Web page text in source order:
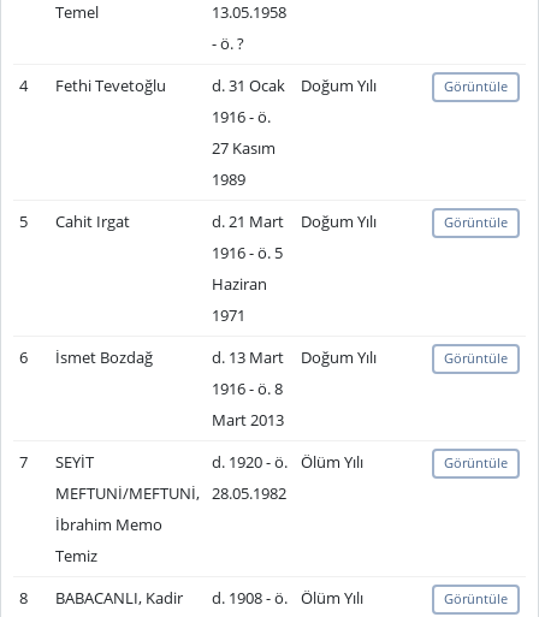
Temel
13.05.1958
- ö. ?
4 Fethi Tevetoğlu
d. 31 Ocak
1916 - ö.
27 Kasım
1989
Doğum Yılı Görüntüle
5 Cahit Irgat
d. 21 Mart
1916 - ö. 5
Haziran
1971
Doğum Yılı Görüntüle
6 İsmet Bozdağ
d. 13 Mart
1916 - ö. 8
Mart 2013
Doğum Yılı Görüntüle
7
SEYİT
MEFTUNİ/MEFTUNİ,
İbrahim Memo
Temiz
d. 1920 - ö.
28.05.1982
Ölüm Yılı Görüntüle
8
BABACANLI, Kadir
d. 1908 - ö.
Ölüm Yılı Görüntüle